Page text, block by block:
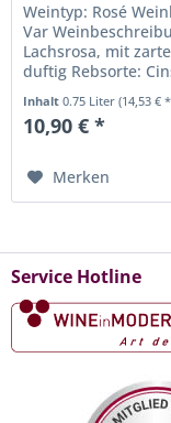
Weintyp: Rosé
Var
Lachsrosa, mit
duftig Rebsorte:
10° bis 12° C...
Inhalt0.75 Liter(14,53 €
10,90 € *
Merken
Service Hotline